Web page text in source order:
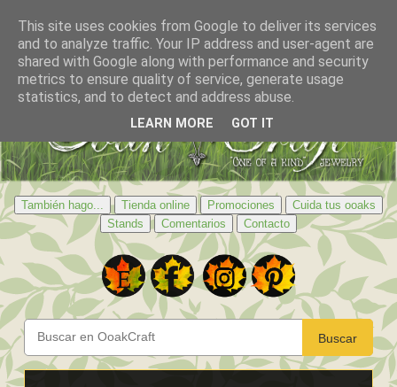
También hago... Tienda online Promociones
Cuida tus ooaks
Stands
Comentarios Contacto
Buscar
This site uses cookies from Google to deliver its services
and to analyze traffic. Your IP address and user-agent are
shared with Google along with performance and security
metrics to ensure quality of service, generate usage
statistics, and to detect and address abuse.
LEARN MORE GOT IT